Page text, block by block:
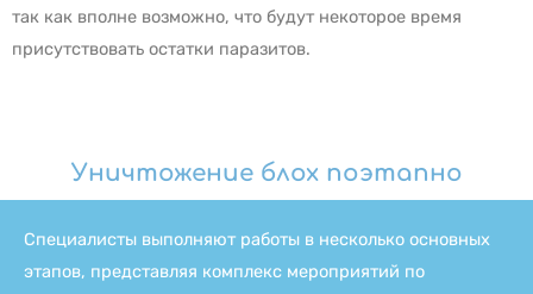
так как вполне возможно, что будут некоторое время
присутствовать остатки паразитов.
Уничтожение блох поэтапно
Специалисты выполняют работы в несколько основных
этапов, представляя комплекс мероприятий по